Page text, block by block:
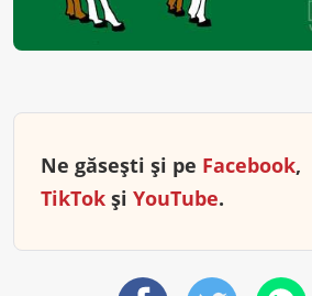
Ne găsești și pe Facebook,
TikTok și YouTube.